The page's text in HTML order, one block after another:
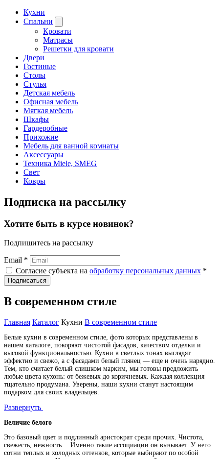
Кухни
Спальни
Кровати
Матрасы
Решетки для кровати
Двери
Гостиные
Столы
Стулья
Детская мебель
Офисная мебель
Мягкая мебель
Шкафы
Гардеробные
Прихожие
Мебель для ванной комнаты
Аксессуары
Техника Miele, SMEG
Свет
Ковры
Подписка на рассылку
Хотите быть в курсе новинок?
Подпишитесь на рассылку
Email *
Согласие субъекта на обработку персональных данных *
Подписаться
В современном стиле
Главная Каталог Кухни В современном стиле
Белые кухни в современном стиле, фото которых представлены в
нашем каталоге, покоряют чистотой фасадов, качеством отделки и
высокой функциональностью. Кухни в светлых тонах выглядят
эффектно и свежо, а с фасадами белый глянец — еще и очень нарядно.
Тем, кто считает белый слишком марким, мы готовы предложить
любые цвета кухонь: от бежевых до коричневых. Каждая коллекция
тщательно продумана. Уверены, наши кухни станут настоящим
подарком для своих владельцев.
Развернуть
Величие белого
Это базовый цвет и подлинный аристократ среди прочих. Чистота,
свежесть, нежность… Именно такие ассоциации он вызывает. У него
сотни теплых и холодных оттенков, которые выбирают по особой